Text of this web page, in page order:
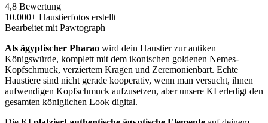
4,8 Bewertung
10.000+ Haustierfotos erstellt
Bearbeitet mit Pawtograph
Als ägyptischer Pharao wird dein Haustier zur antiken
Königswürde, komplett mit dem ikonischen goldenen Nemes-
Kopfschmuck, verziertem Kragen und Zeremonienbart. Echte
Haustiere sind nicht gerade kooperativ, wenn man versucht, ihnen
aufwendigen Kopfschmuck aufzusetzen, aber unsere KI erledigt den
gesamten königlichen Look digital.